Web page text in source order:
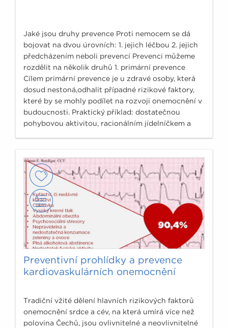
Jaké jsou druhy prevence Proti nemocem se dá
bojovat na dvou úrovních: 1. jejich léčbou 2. jejich
předcházením neboli prevencí Prevenci můžeme
rozdělit na několik druhů 1. primární prevence
Cílem primární prevence je u zdravé osoby, která
dosud nestoná,odhalit případné rizikové faktory,
které by se mohly podílet na rozvoji onemocnění v
budoucnosti. Praktický příklad: dostatečnou
pohybovou aktivitou, racionálním jídelníčkem a
Preventivní prohlídky a prevence
kardiovaskulárních onemocnění
Tradiční vžité dělení hlavních rizikových faktorů
onemocnění srdce a cév, na která umírá více než
polovina Čechů, jsou ovlivnitelné a neovlivnitelné